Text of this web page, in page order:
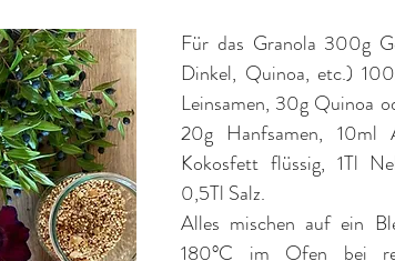
Für das Granola 300g
Dinkel, Quinoa, etc.)
Leinsamen, 30g Quinoa
20g Hanfsamen, 10ml
Kokosfett flüssig, 1Tl
0,5Tl Salz.
Alles mischen auf ein
180°C im Ofen bei